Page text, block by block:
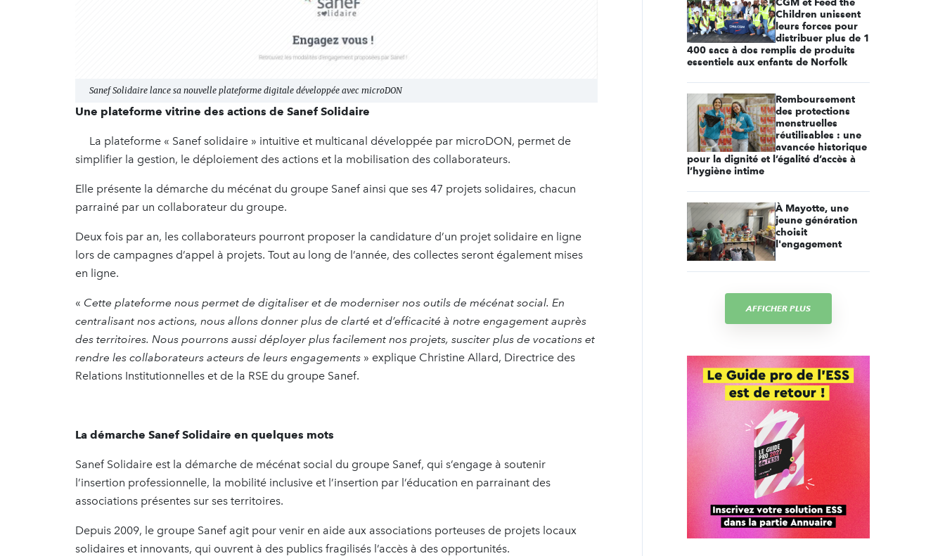
Sanef Solidaire lance sa nouvelle plateforme digitale développée avec microDON
Une plateforme vitrine des actions de Sanef Solidaire
La plateforme « Sanef solidaire » intuitive et multicanal développée par microDON, permet de
simplifier la gestion, le déploiement des actions et la mobilisation des collaborateurs.
Elle présente la démarche du mécénat du groupe Sanef ainsi que ses 47 projets solidaires, chacun
parrainé par un collaborateur du groupe.
Deux fois par an, les collaborateurs pourront proposer la candidature d’un projet solidaire en ligne
lors de campagnes d’appel à projets. Tout au long de l’année, des collectes seront également mises
en ligne.
« Cette plateforme nous permet de digitaliser et de moderniser nos outils de mécénat social. En
centralisant nos actions, nous allons donner plus de clarté et d’efficacité à notre engagement auprès
des territoires. Nous pourrons aussi déployer plus facilement nos projets, susciter plus de vocations et
rendre les collaborateurs acteurs de leurs engagements » explique Christine Allard, Directrice des
Relations Institutionnelles et de la RSE du groupe Sanef.
La démarche Sanef Solidaire en quelques mots
Sanef Solidaire est la démarche de mécénat social du groupe Sanef, qui s’engage à soutenir
l’insertion professionnelle, la mobilité inclusive et l’insertion par l’éducation en parrainant des
associations présentes sur ses territoires.
Depuis 2009, le groupe Sanef agit pour venir en aide aux associations porteuses de projets locaux
solidaires et innovants, qui ouvrent à des publics fragilisés l’accès à des opportunités.
Children unissent
leurs forces pour
distribuer plus de 1
400 sacs à dos remplis de produits
essentiels aux enfants de Norfolk
Remboursement
des protections
menstruelles
réutilisables : une
avancée historique
pour la dignité et l’égalité d’accès à
l’hygiène intime
À Mayotte, une
jeune génération
choisit
l'engagement
AFFICHER PLUS